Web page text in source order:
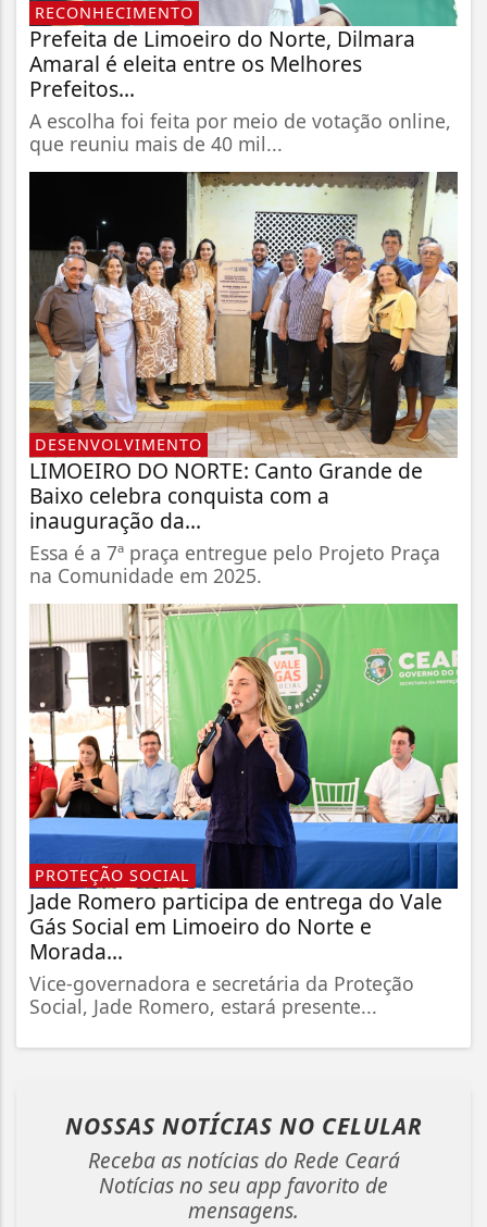
RECONHECIMENTO
Prefeita de Limoeiro do Norte, Dilmara
Amaral é eleita entre os Melhores
Prefeitos...
A escolha foi feita por meio de votação online,
que reuniu mais de 40 mil...
DESENVOLVIMENTO
LIMOEIRO DO NORTE: Canto Grande de
Baixo celebra conquista com a
inauguração da...
Essa é a 7ª praça entregue pelo Projeto Praça
na Comunidade em 2025.
PROTEÇÃO SOCIAL
Jade Romero participa de entrega do Vale
Gás Social em Limoeiro do Norte e
Morada...
Vice-governadora e secretária da Proteção
Social, Jade Romero, estará presente...
NOSSAS NOTÍCIAS NO CELULAR
Receba as notícias do Rede Ceará
Notícias no seu app favorito de
mensagens.